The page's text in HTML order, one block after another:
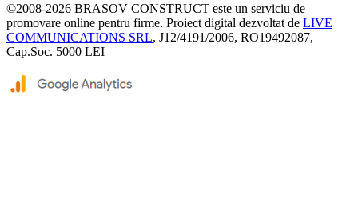
©2008-2026 BRASOV CONSTRUCT este un serviciu de
promovare online pentru firme. Proiect digital dezvoltat de LIVE
COMMUNICATIONS SRL, J12/4191/2006, RO19492087,
Cap.Soc. 5000 LEI